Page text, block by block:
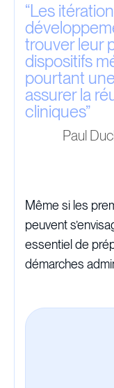
“Les
trouver leur
dispositifs
pourtant
assurer la
cliniques”
Paul
Même si les
peuvent
essentiel de
démarches